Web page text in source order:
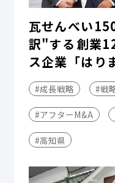
瓦せんべい
訳"する――創業
ス企業「はり
#成長戦略 #戦
#アフターM&A
#高知県